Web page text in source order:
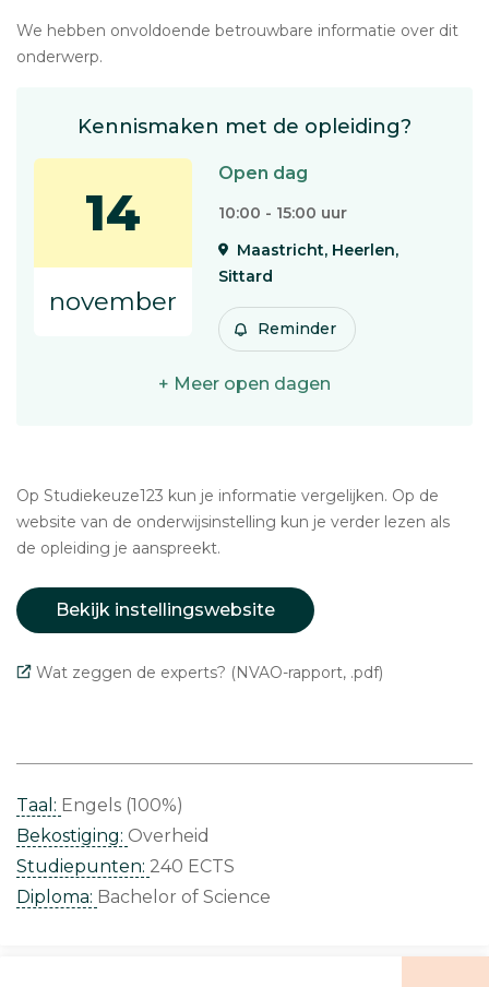
We hebben onvoldoende betrouwbare informatie over dit
onderwerp.
Kennismaken met de opleiding?
14
november
Open dag
10:00 - 15:00 uur
Maastricht, Heerlen,
Sittard
Reminder
+ Meer open dagen
Op Studiekeuze123 kun je informatie vergelijken. Op de
website van de onderwijsinstelling kun je verder lezen als
de opleiding je aanspreekt.
Bekijk instellingswebsite
Wat zeggen de experts? (NVAO-rapport, .pdf)
Taal: Engels (100%)
Bekostiging: Overheid
Studiepunten: 240 ECTS
Diploma: Bachelor of Science